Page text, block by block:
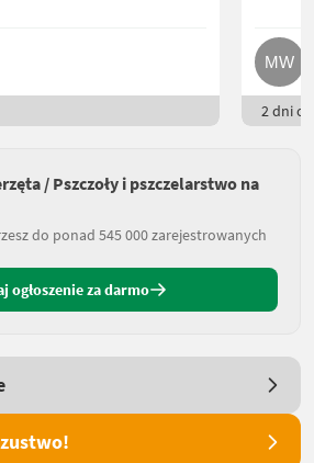
2 dni
/ Pszczoły i pszczelarstwo na
do ponad 545 000 zarejestrowanych
ogłoszenie za darmo